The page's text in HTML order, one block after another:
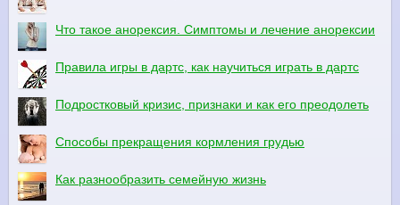
Что такое анорексия. Симптомы и лечение анорексии
Правила игры в дартс, как научиться играть в дартс
Подростковый кризис, признаки и как его преодолеть
Способы прекращения кормления грудью
Как разнообразить семейную жизнь